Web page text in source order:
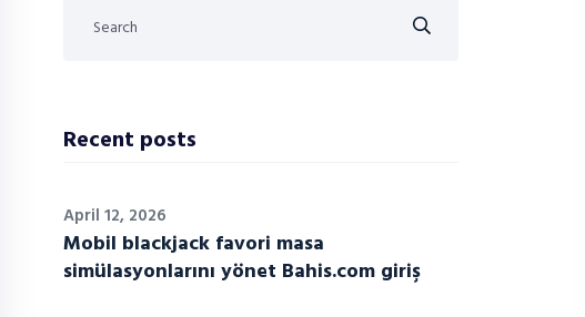
Recent posts
April 12, 2026
Mobil blackjack favori masa
simülasyonlarını yönet Bahis.com giriş